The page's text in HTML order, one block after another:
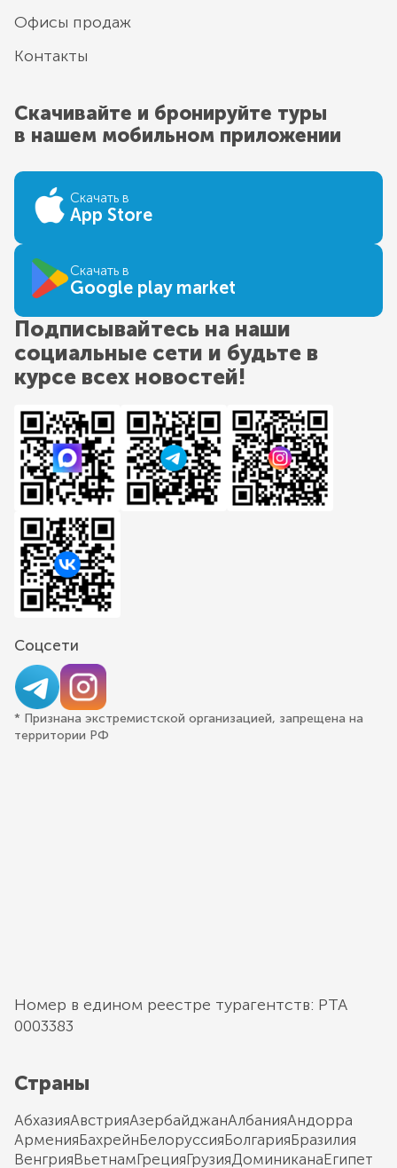
Офисы продаж
Контакты
Скачивайте и бронируйте туры
в нашем мобильном приложении
Скачать в
App Store
Скачать в
Google play market
Подписывайтесь на наши
социальные сети и будьте в
курсе всех новостей!
Соцсети
* Признана экстремистской организацией, запрещена на
территории РФ
Номер в едином реестре турагентств: РТА
0003383
Страны
АбхазияАвстрияАзербайджанАлбанияАндорра
АрменияБахрейнБелоруссияБолгарияБразилия
ВенгрияВьетнамГрецияГрузияДоминиканаЕгипет